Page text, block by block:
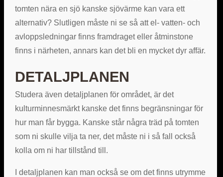
tomten nära en sjö kanske sjövärme kan vara ett
alternativ? Slutligen måste ni se så att el- vatten- och
avloppsledningar finns framdraget eller åtminstone
finns i närheten, annars kan det bli en mycket dyr affär.
DETALJPLANEN
Studera även detaljplanen för området, är det
kulturminnesmärkt kanske det finns begränsningar för
hur man får bygga. Kanske står några träd på tomten
som ni skulle vilja ta ner, det måste ni i så fall också
kolla om ni har tillstånd till.
I detaljplanen kan man också se om det finns utrymme